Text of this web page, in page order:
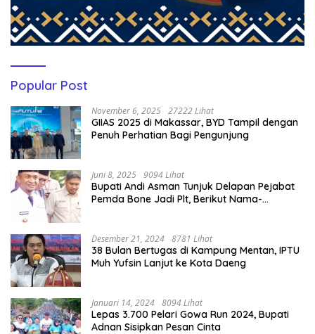
Popular Post
November 6, 2025 27222 Lihat
GIIAS 2025 di Makassar, BYD Tampil dengan
Penuh Perhatian Bagi Pengunjung
Juni 8, 2025 9094 Lihat
Bupati Andi Asman Tunjuk Delapan Pejabat
Pemda Bone Jadi Plt, Berikut Nama-
Desember 21, 2024 8781 Lihat
38 Bulan Bertugas di Kampung Mentan, IPTU
Muh Yufsin Lanjut ke Kota Daeng
Januari 14, 2024 8094 Lihat
Lepas 3.700 Pelari Gowa Run 2024, Bupati
Adnan Sisipkan Pesan Cinta